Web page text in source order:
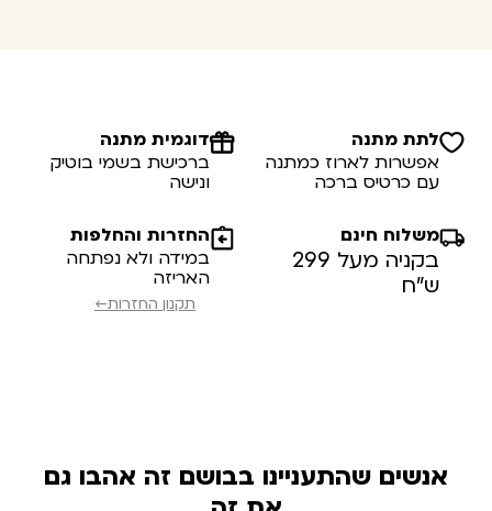
לתת מתנה
אפשרות לארוז כמתנה
עם כרטיס ברכה
דוגמית מתנה
ברכישת בשמי בוטיק
ונישה
משלוח חינם
בקניה מעל 299
ש”ח
החזרות והחלפות
במידה ולא נפתחה
האריזה
תקנון החזרות←
אנשים שהתעניינו בבושם זה אהבו גם